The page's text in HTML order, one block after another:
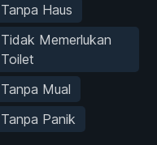
Tanpa Haus
Tidak Memerlukan
Toilet
Tanpa Mual
Tanpa Panik